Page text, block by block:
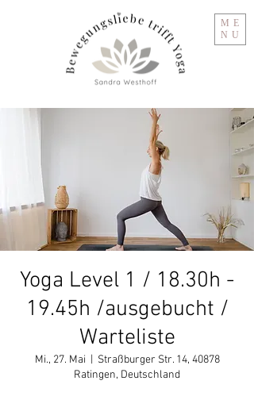
ME
NU
Yoga Level 1 / 18.30h -
19.45h /ausgebucht /
Warteliste
Mi., 27. Mai
Straßburger Str. 14, 40878
Ratingen, Deutschland